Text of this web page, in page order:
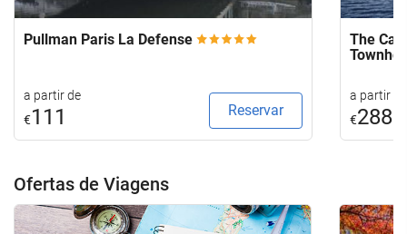
Pullman Paris La Defense
a partir de
€111 Reservar
The
a partir de
€288
Ofertas de Viagens